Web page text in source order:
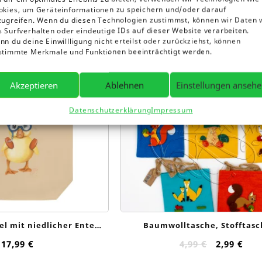
um Geräteinformationen zu speichern und/oder darauf
Wenn du diesen Technologien zustimmst, können wir Daten
Surfverhalten oder eindeutige IDs auf dieser Website verarbeiten.
du deine Einwillligung nicht erteilst oder zurückziehst, können
Merkmale und Funktionen beeinträchtigt werden.
Akzeptieren Ablehnen Einstellungen
DatenschutzerklärungImpressum
Aktualität
sortiert
mit niedlicher Ente
17,99 €
Angebot!
Baumwolltasche,
Tragetasche
4,99€ 2,99 €